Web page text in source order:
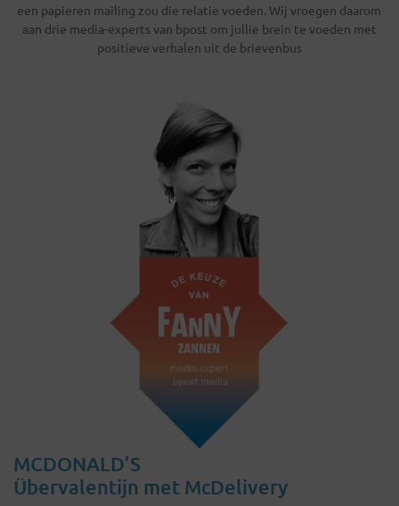
een papieren mailing zou die relatie voeden. Wij vroegen daarom
aan drie media-experts van bpost om jullie brein te voeden met
positieve verhalen uit de brievenbus
MCDONALD’S
Übervalentijn met McDelivery